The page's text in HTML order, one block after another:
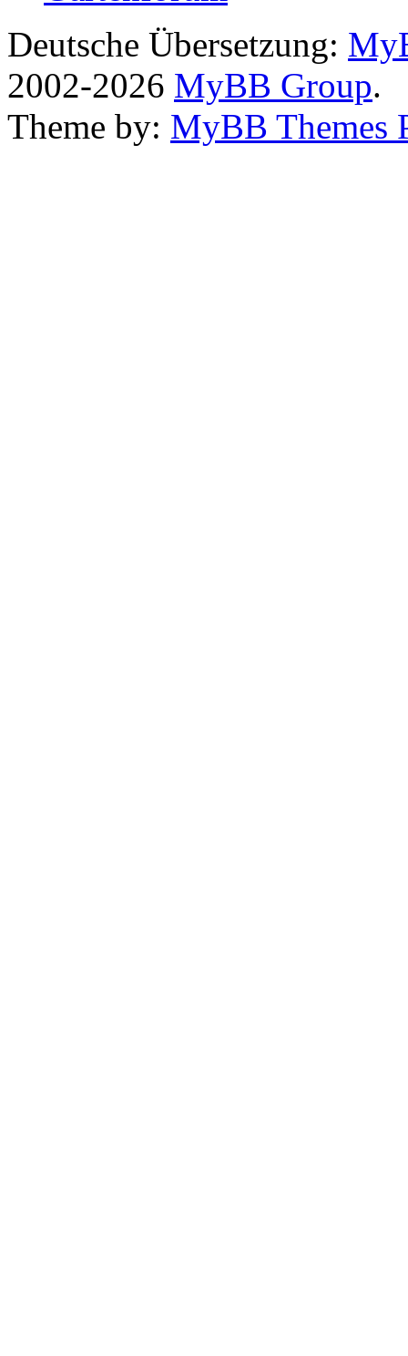
Deutsche Übersetzung:
2002-2026 MyBB Group.
Theme by: MyBB Themes